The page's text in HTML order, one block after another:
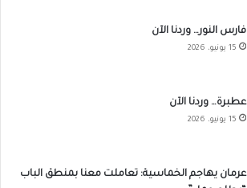
فارس النور… وردنا الآن
15 يونيو، 2026
عطبرة… وردنا الآن
15 يونيو، 2026
عرمان يهاجم الخماسية: تعاملت معنا بمنطق الباب